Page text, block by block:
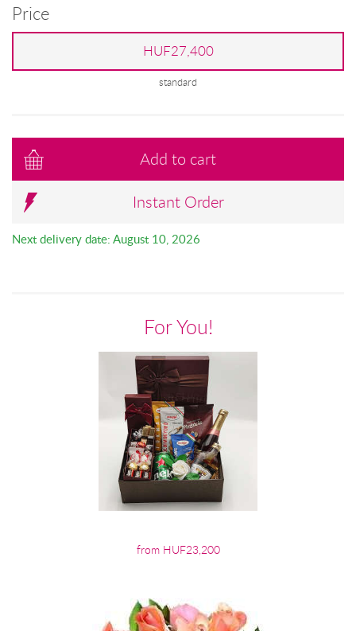
Price
HUF27,400
standard
Add to cart
Instant Order
Next delivery date: August 10, 2026
For You!
from HUF23,200